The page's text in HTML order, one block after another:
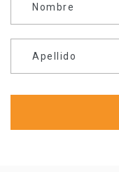
Nombre
Apellido